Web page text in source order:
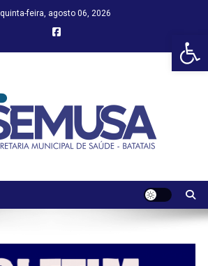
quinta-feira, agosto 06, 2026